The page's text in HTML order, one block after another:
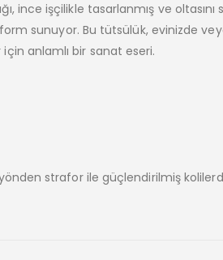
ince işçilikle tasarlanmış ve
sunuyor. Bu tütsülük, evinizde
anlamlı bir sanat eseri.
yönden strafor ile güçlendirilmiş